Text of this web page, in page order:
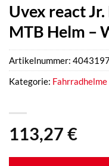
Uvex react
MTB Helm –
113,27 €
Artikelnummer:
Kategorie: Fahrradhelme